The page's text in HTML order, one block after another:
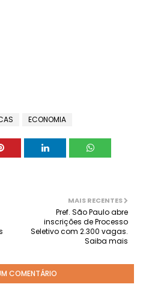
ECONOMIA
MAIS RECENTES
Pref. São Paulo abre
inscrições de Processo
Seletivo com 2.300 vagas.
Saiba mais
COMENTÁRIO